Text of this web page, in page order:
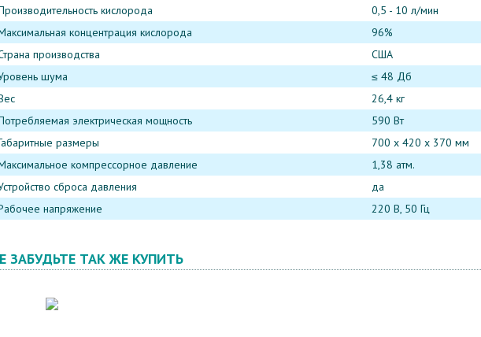
кислорода
0,5 - 10 л/мин
концентрация кислорода
96%
производства
США
шума
≤ 48 Дб
26,4 кг
электрическая мощность
590 Вт
размеры
700 x 420 x 370 мм
компрессорное давление
1,38 атм.
сброса давления
да
напряжение
220 В, 50 Гц
ЗАБУДЬТЕ ТАК ЖЕ КУПИТЬ